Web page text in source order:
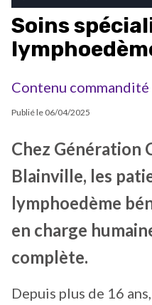
Soins
Contenu commandité
Publié le 06/04/2025
Chez Génération
Blainville, les
lymphoedème
en charge
complète.
Depuis plus de 16